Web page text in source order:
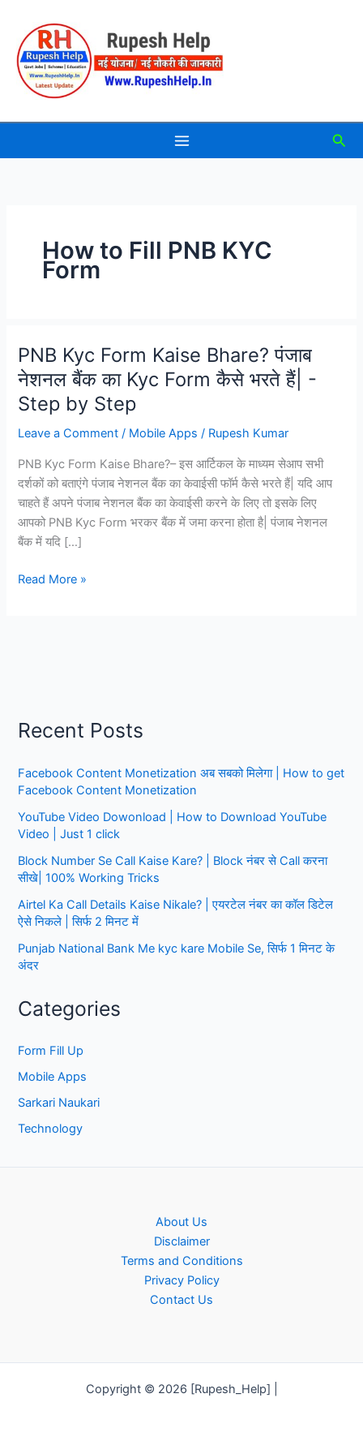
content
How to Fill PNB KYC
Form
PNB Kyc Form Kaise Bhare? पंजाब
नेशनल बैंक का Kyc Form कैसे भरते हैं| -
Step by Step
Leave a Comment / Mobile Apps / Rupesh Kumar
PNB Kyc Form Kaise Bhare?– इस आर्टिकल के माध्यम सेआप सभी
दर्शकों को बताएंगे पंजाब नेशनल बैंक का केवाईसी फॉर्म कैसे भरते हैं| यदि आप
चाहते हैं अपने पंजाब नेशनल बैंक का केवाईसी करने के लिए तो इसके लिए
आपको PNB Kyc Form भरकर बैंक में जमा करना होता है| पंजाब नेशनल
बैंक में यदि […]
PNB
का
Form
कैसे
भरते
हैं|
Step
Step
Read More »
Recent Posts
Facebook Content Monetization अब सबको मिलेगा | How to get
Facebook Content Monetization
YouTube Video Dowonload | How to Download YouTube
Video | Just 1 click
Block Number Se Call Kaise Kare? | Block नंबर से Call करना
सीखे| 100% Working Tricks
Airtel Ka Call Details Kaise Nikale? | एयरटेल नंबर का कॉल डिटेल
ऐसे निकले | सिर्फ 2 मिनट में
Punjab National Bank Me kyc kare Mobile Se, सिर्फ 1 मिनट के
अंदर
Categories
Form Fill Up
Mobile Apps
Sarkari Naukari
Technology
About Us
Disclaimer
Terms and Conditions
Privacy Policy
Contact Us
Copyright © 2026 [Rupesh_Help] |